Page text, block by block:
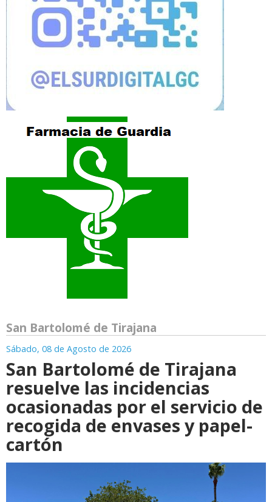
San Bartolomé de Tirajana
Sábado, 08 de Agosto de 2026
San Bartolomé de Tirajana
resuelve las incidencias
ocasionadas por el servicio de
recogida de envases y papel-
cartón